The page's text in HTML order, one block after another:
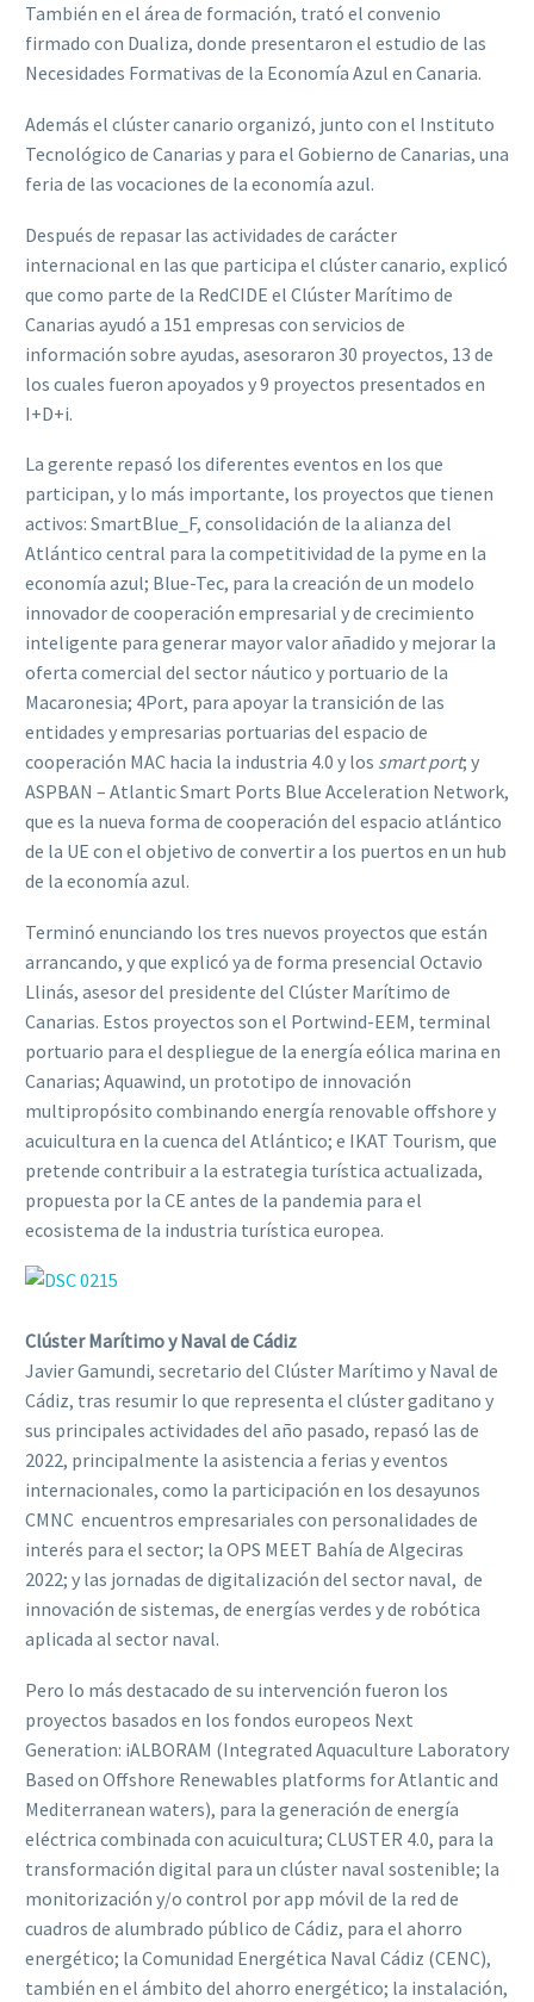
También en el área de formación, trató el convenio
firmado con Dualiza, donde presentaron el estudio de las
Necesidades Formativas de la Economía Azul en Canaria.
Además el clúster canario organizó, junto con el Instituto
Tecnológico de Canarias y para el Gobierno de Canarias, una
feria de las vocaciones de la economía azul.
Después de repasar las actividades de carácter
internacional en las que participa el clúster canario, explicó
que como parte de la RedCIDE el Clúster Marítimo de
Canarias ayudó a 151 empresas con servicios de
información sobre ayudas, asesoraron 30 proyectos, 13 de
los cuales fueron apoyados y 9 proyectos presentados en
I+D+i.
La gerente repasó los diferentes eventos en los que
participan, y lo más importante, los proyectos que tienen
activos: SmartBlue_F, consolidación de la alianza del
Atlántico central para la competitividad de la pyme en la
economía azul; Blue-Tec, para la creación de un modelo
innovador de cooperación empresarial y de crecimiento
inteligente para generar mayor valor añadido y mejorar la
oferta comercial del sector náutico y portuario de la
Macaronesia; 4Port, para apoyar la transición de las
entidades y empresarias portuarias del espacio de
cooperación MAC hacia la industria 4.0 y los smart port; y
ASPBAN – Atlantic Smart Ports Blue Acceleration Network,
que es la nueva forma de cooperación del espacio atlántico
de la UE con el objetivo de convertir a los puertos en un hub
de la economía azul.
Terminó enunciando los tres nuevos proyectos que están
arrancando, y que explicó ya de forma presencial Octavio
Llinás, asesor del presidente del Clúster Marítimo de
Canarias. Estos proyectos son el Portwind-EEM, terminal
portuario para el despliegue de la energía eólica marina en
Canarias; Aquawind, un prototipo de innovación
multipropósito combinando energía renovable offshore y
acuicultura en la cuenca del Atlántico; e IKAT Tourism, que
pretende contribuir a la estrategia turística actualizada,
propuesta por la CE antes de la pandemia para el
ecosistema de la industria turística europea.
Clúster Marítimo y Naval de Cádiz
Javier Gamundi, secretario del Clúster Marítimo y Naval de
Cádiz, tras resumir lo que representa el clúster gaditano y
sus principales actividades del año pasado, repasó las de
2022, principalmente la asistencia a ferias y eventos
internacionales, como la participación en los desayunos
CMNC  encuentros empresariales con personalidades de
interés para el sector; la OPS MEET Bahía de Algeciras
2022; y las jornadas de digitalización del sector naval, de
innovación de sistemas, de energías verdes y de robótica
aplicada al sector naval.
Pero lo más destacado de su intervención fueron los
proyectos basados en los fondos europeos Next
Generation: iALBORAM (Integrated Aquaculture Laboratory
Based on Offshore Renewables platforms for Atlantic and
Mediterranean waters), para la generación de energía
eléctrica combinada con acuicultura; CLUSTER 4.0, para la
transformación digital para un clúster naval sostenible; la
monitorización y/o control por app móvil de la red de
cuadros de alumbrado público de Cádiz, para el ahorro
energético; la Comunidad Energética Naval Cádiz (CENC),
también en el ámbito del ahorro energético; la instalación,